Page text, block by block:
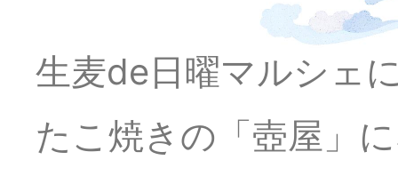
生麦de日曜マルシェ
たこ焼きの「壺屋」